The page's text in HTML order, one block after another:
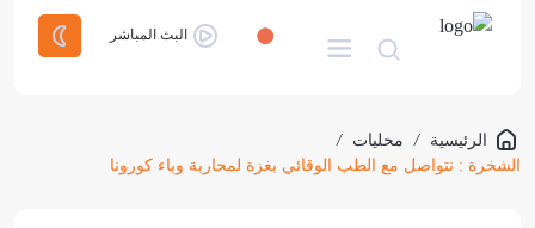
البث المباشر
الرئيسية / محليات
/
الشخرة : نتواصل مع الطب الوقائي بغزة لمحاربة وباء كورونا